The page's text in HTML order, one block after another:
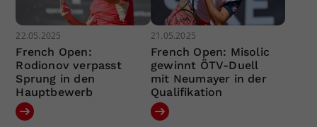
22.05.2025
French Open:
Rodionov verpasst
Sprung in den
Hauptbewerb
21.05.2025
French Open: Misolic
gewinnt ÖTV-Duell
mit Neumayer in der
Qualifikation